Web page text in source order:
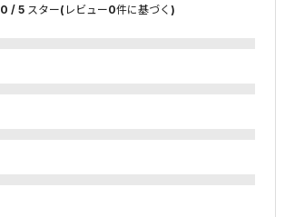
0 / 5 スター(レビュー0件に基づく)